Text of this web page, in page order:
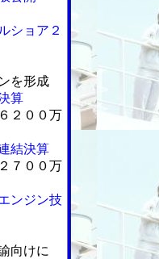
ショア２
を形成
算
２００万
結決算
７００万
ンジン技
向けに